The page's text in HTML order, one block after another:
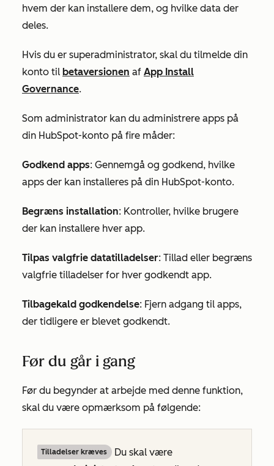
hvem der kan installere dem, og hvilke data der
deles.
Hvis du er superadministrator, skal du tilmelde din
konto til betaversionen af App Install
Governance.
Som administrator kan du administrere apps på
din HubSpot-konto på fire måder:
Godkend apps: Gennemgå og godkend, hvilke
apps der kan installeres på din HubSpot-konto.
Begræns installation: Kontroller, hvilke brugere
der kan installere hver app.
Tilpas valgfrie datatilladelser: Tillad eller begræns
valgfrie tilladelser for hver godkendt app.
Tilbagekald godkendelse: Fjern adgang til apps,
der tidligere er blevet godkendt.
Før du går i gang
Før du begynder at arbejde med denne funktion,
skal du være opmærksom på følgende:
Tilladelser kræves
Du skal være